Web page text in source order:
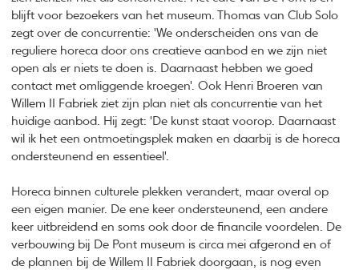
blijft voor bezoekers van het museum. Thomas van Club Solo
zegt over de concurrentie: 'We onderscheiden ons van de
reguliere horeca door ons creatieve aanbod en we zijn niet
open als er niets te doen is. Daarnaast hebben we goed
contact met omliggende kroegen'. Ook Henri Broeren van
Willem II Fabriek ziet zijn plan niet als concurrentie van het
huidige aanbod. Hij zegt: 'De kunst staat voorop. Daarnaast
wil ik het een ontmoetingsplek maken en daarbij is de horeca
ondersteunend en essentieel'.
Horeca binnen culturele plekken verandert, maar overal op
een eigen manier. De ene keer ondersteunend, een andere
keer uitbreidend en soms ook door de financile voordelen. De
verbouwing bij De Pont museum is circa mei afgerond en of
de plannen bij de Willem II Fabriek doorgaan, is nog even